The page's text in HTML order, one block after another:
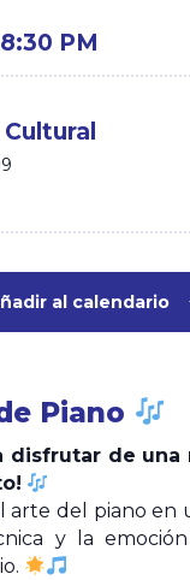
PM
al calendario
Piano
disfrutar de
arte del piano en
y la